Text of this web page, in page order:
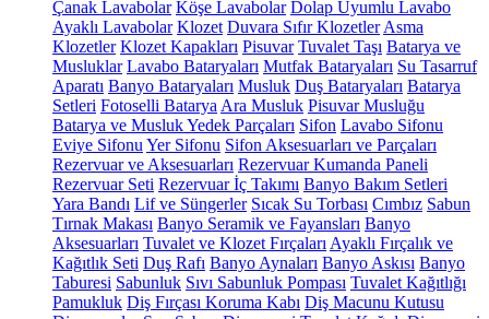
Çanak Lavabolar Köşe Lavabolar Dolap Uyumlu Lavabo
Ayaklı Lavabolar Klozet Duvara Sıfır Klozetler Asma
Klozetler Klozet Kapakları Pisuvar Tuvalet Taşı Batarya ve
Musluklar Lavabo Bataryaları Mutfak Bataryaları Su Tasarruf
Aparatı Banyo Bataryaları Musluk Duş Bataryaları Batarya
Setleri Fotoselli Batarya Ara Musluk Pisuvar Musluğu
Batarya ve Musluk Yedek Parçaları Sifon Lavabo Sifonu
Eviye Sifonu Yer Sifonu Sifon Aksesuarları ve Parçaları
Rezervuar ve Aksesuarları Rezervuar Kumanda Paneli
Rezervuar Seti Rezervuar İç Takımı Banyo Bakım Setleri
Yara Bandı Lif ve Süngerler Sıcak Su Torbası Cımbız Sabun
Tırnak Makası Banyo Seramik ve Fayansları Banyo
Aksesuarları Tuvalet ve Klozet Fırçaları Ayaklı Fırçalık ve
Kağıtlık Seti Duş Rafı Banyo Aynaları Banyo Askısı Banyo
Taburesi Sabunluk Sıvı Sabunluk Pompası Tuvalet Kağıtlığı
Pamukluk Diş Fırçası Koruma Kabı Diş Macunu Kutusu